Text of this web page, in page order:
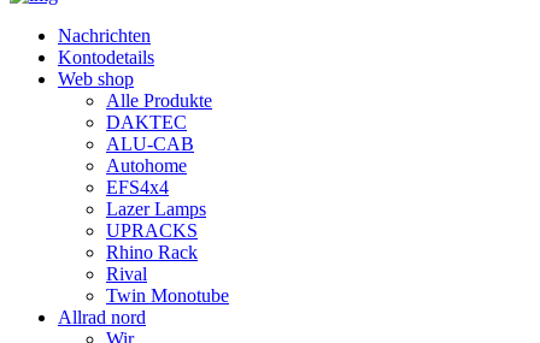
Nachrichten
Kontodetails
Web shop
Alle Produkte
DAKTEC
ALU-CAB
Autohome
EFS4x4
Lazer Lamps
UPRACKS
Rhino Rack
Rival
Twin Monotube
Allrad nord
Wir